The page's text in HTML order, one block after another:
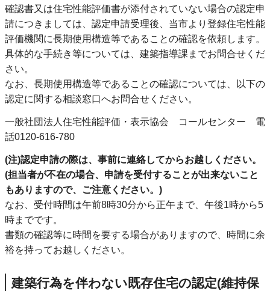
確認書又は住宅性能評価書が添付されていない場合の認定申
請につきましては、認定申請受理後、当市より登録住宅性能
評価機関に長期使用構造等であることの確認を依頼します。
具体的な手続き等については、建築指導課までお問合せくだ
さい。
なお、長期使用構造等であることの確認については、以下の
認定に関する相談窓口へお問合せください。
一般社団法人住宅性能評価・表示協会 コールセンター 電
話0120-616-780
(注)認定申請の際は、事前に連絡してからお越しください。
(担当者が不在の場合、申請を受付することが出来ないこと
もありますので、ご注意ください。)
なお、受付時間は午前8時30分から正午まで、午後1時から5
時までです。
書類の確認等に時間を要する場合がありますので、時間に余
裕を持ってお越しください。
建築行為を伴わない既存住宅の認定(維持保